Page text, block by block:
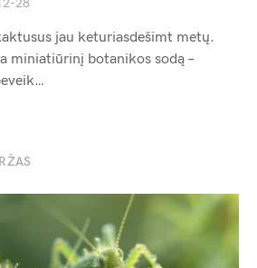
28
jau keturiasdešimt metų.
miniatiūrinį botanikos sodą –